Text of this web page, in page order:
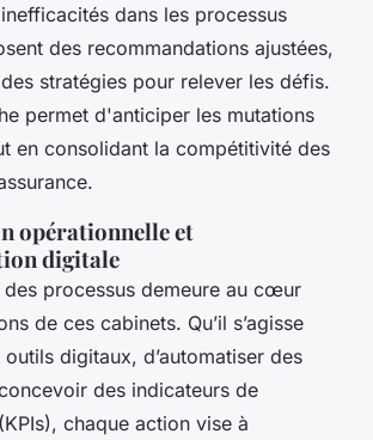
dans les processus
des recommandations ajustées,
stratégies pour relever les défis.
permet d'anticiper les mutations
en consolidant la compétitivité des
opérationnelle et
digitale
des processus demeure au cœur
de ces cabinets. Qu’il s’agisse
outils digitaux, d’automatiser des
des indicateurs de
chaque action vise à